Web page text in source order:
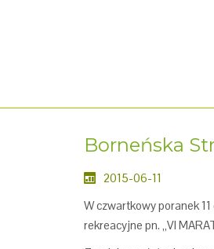
Borneńska
2015-06-11
W czwartkowy poranek
rekreacyjne pn. „VI